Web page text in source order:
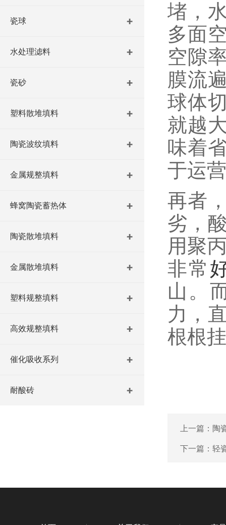
瓷球
水处理滤料
瓷砂
塑料散堆填料
陶瓷波纹填料
金属规整填料
蜂窝陶瓷蓄热体
陶瓷散堆填料
金属散堆填料
塑料规整填料
高效规整填料
催化吸收系列
耐酸砖
堵，
多面
空隙
膜流
球体
就越
味着
于运
再者
劣，
用聚
非常
山。
力，
根根
上一篇： 陶
下一篇： 轻